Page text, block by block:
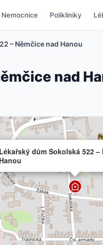
Nemocnice Polikliniky
– Němčice nad Hanou
nad
Lékařský dům Sokolská 522 –
Hanou